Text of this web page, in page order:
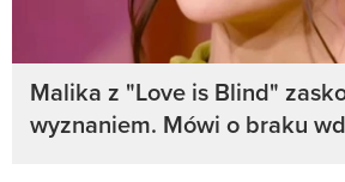
Malika z "Love is Blind"
wyznaniem. Mówi o braku